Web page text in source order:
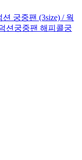
궁중팬 (3size) / 웍
션궁중팬 해피콜궁